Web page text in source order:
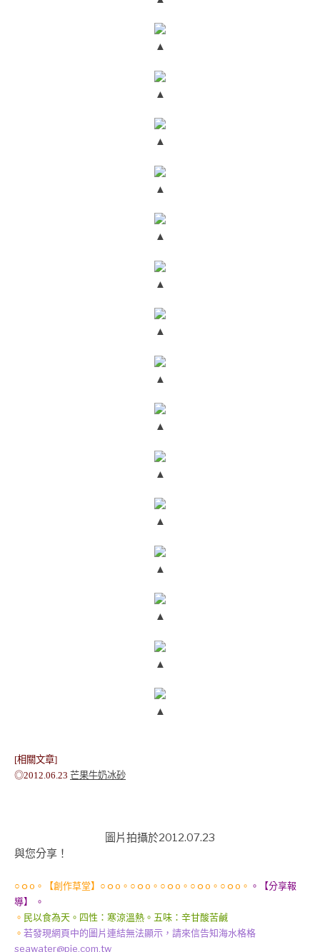
▲
▲
▲
▲
▲
▲
▲
▲
▲
▲
▲
▲
▲
▲
▲
[相關文章]
◎2012.06.23 芒果牛奶冰砂
圖片拍攝於2012.07.23
與您分享！
○ｏo。【創作草堂】○ｏo。○ｏo。○ｏo。○ｏo。○ｏo。 。【分享報
導】 。
。 民以食為天。四性：寒涼溫熱。五味：辛甘酸苦鹹
。 若發現網頁中的圖片連結無法顯示，請來信告知海水格格
seawater@pie.com.tw